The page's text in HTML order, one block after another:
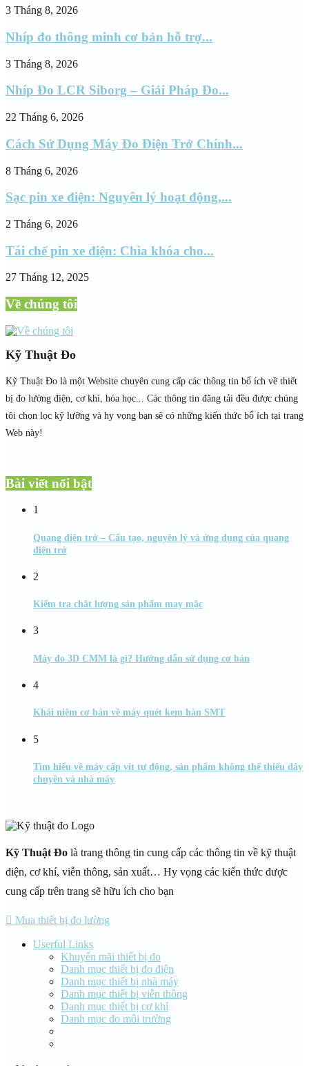
3 Tháng 8, 2026
Nhíp đo thông minh cơ bản hỗ trợ...
3 Tháng 8, 2026
Nhíp Đo LCR Siborg – Giải Pháp Đo...
22 Tháng 6, 2026
Cách Sử Dụng Máy Đo Điện Trở Chính...
8 Tháng 6, 2026
Sạc pin xe điện: Nguyên lý hoạt động,...
2 Tháng 6, 2026
Tái chế pin xe điện: Chìa khóa cho...
27 Tháng 12, 2025
Về chúng tôi
Kỹ Thuật Đo
Kỹ Thuật Đo là một Website chuyên cung cấp các thông tin bổ ích về thiết
bị đo lường điện, cơ khí, hóa học... Các thông tin đăng tải đều được chúng
tôi chọn lọc kỹ lưỡng và hy vọng bạn sẽ có những kiến thức bổ ích tại trang
Web này!
Bài viết nổi bật
1
Quang điện trở – Cấu tạo, nguyên lý và ứng dụng của quang
điện trở
2
Kiểm tra chât lượng sản phẩm may mặc
3
Máy đo 3D CMM là gì? Hướng dẫn sử dụng cơ bản
4
Khái niệm cơ bản về máy quét kem hàn SMT
5
Tìm hiểu về máy cấp vít tự động, sản phẩm không thể thiếu dây
chuyền và nhà máy
Kỹ Thuật Đo là trang thông tin cung cấp các thông tin về kỹ thuật
điện, cơ khí, viễn thông, sản xuất… Hy vọng các kiến thức được
cung cấp trên trang sẽ hữu ích cho bạn
Mua thiết bị đo lường
Userful Links
Khuyến mãi thiết bị đo
Danh mục thiết bị đo điện
Danh mục thiết bị nhà máy
Danh mục thiết bị viễn thông
Danh mục thiết bị cơ khí
Danh mục đo môi trường